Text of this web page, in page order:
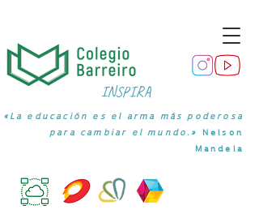
INSPIRA
«La educación es el arma más poderosa
para cambiar el mundo.» Nelson
Mandela